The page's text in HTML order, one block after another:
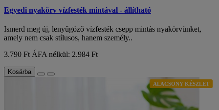
Egyedi nyakörv vízfesték mintával - állítható
Ismerd meg új, lenyűgöző vízfesték csepp mintás nyakörvünket,
amely nem csak stílusos, hanem személy..
3.790 Ft ÁFA nélkül: 2.984 Ft
Kosárba
ALACSONY KÉSZLET